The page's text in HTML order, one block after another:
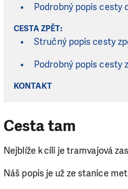
Podrobný popis cesty
CESTA ZPĚT:
Stručný popis cesty
Podrobný popis cesty
KONTAKT
Cesta tam
Nejblíže k cíli je tramvajová
Náš popis je už ze stanice